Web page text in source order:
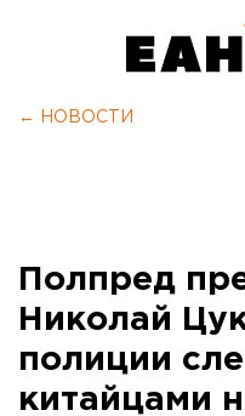
← НОВОСТИ
Полпред
Николай
полиции
китайцами